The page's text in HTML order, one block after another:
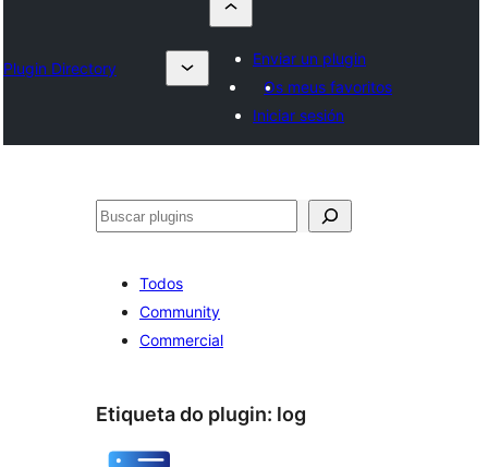
Plugin Directory
Enviar un plugin
Os meus favoritos
Iniciar sesión
Buscar
Todos
Community
Commercial
Etiqueta do plugin: log